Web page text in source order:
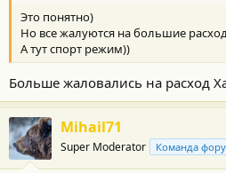
и
:
Это понятно)
Но все жалуются на большие
А тут спорт режим))
Больше жаловались на расход
Mihail71
Super Moderator Команда